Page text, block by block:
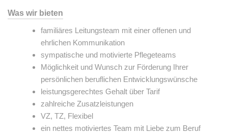
Was wir bieten
familiäres Leitungsteam mit einer offenen und
ehrlichen Kommunikation
sympatische und motivierte Pflegeteams
Möglichkeit und Wunsch zur Förderung Ihrer
persönlichen beruflichen Entwicklungswünsche
leistungsgerechtes Gehalt über Tarif
zahlreiche Zusatzleistungen
VZ, TZ, Flexibel
ein nettes motiviertes Team mit Liebe zum Beruf